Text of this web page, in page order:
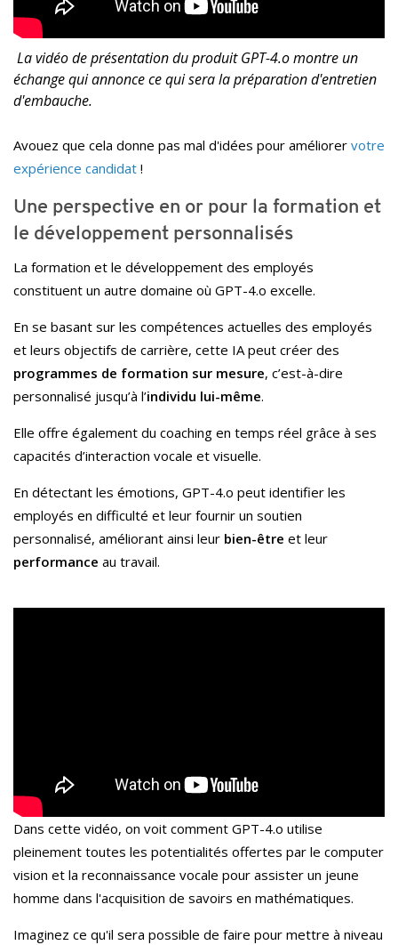
La vidéo de présentation du produit GPT-4.o montre un
échange qui annonce ce qui sera la préparation d'entretien
d'embauche.
Avouez que cela donne pas mal d'idées pour améliorer votre
expérience candidat !
Une perspective en or pour la formation et
le développement personnalisés
La formation et le développement des employés
constituent un autre domaine où GPT-4.o excelle.
En se basant sur les compétences actuelles des employés
et leurs objectifs de carrière, cette IA peut créer des
programmes de formation sur mesure, c’est-à-dire
personnalisé jusqu’à l’individu lui-même.
Elle offre également du coaching en temps réel grâce à ses
capacités d’interaction vocale et visuelle.
En détectant les émotions, GPT-4.o peut identifier les
employés en difficulté et leur fournir un soutien
personnalisé, améliorant ainsi leur bien-être et leur
performance au travail.
Dans cette vidéo, on voit comment GPT-4.o utilise
pleinement toutes les potentialités offertes par le computer
vision et la reconnaissance vocale pour assister un jeune
homme dans l'acquisition de savoirs en mathématiques.
Imaginez ce qu'il sera possible de faire pour mettre à niveau